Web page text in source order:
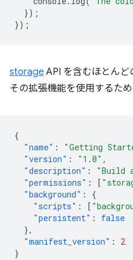
});
});
storage API を含むほとんど
その拡張機能を使用するた
{
"name" : "Getting
"version" : "1.0" ,
"description" : "Build
"permissions" : [
"background" :
{
"scripts" : [
"persistent" :
false
},
"manifest_version" :
2
}